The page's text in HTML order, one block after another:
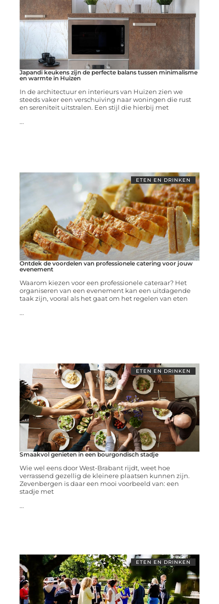
Japandi keukens zijn de perfecte balans tussen minimalisme
en warmte in Huizen
In de architectuur en interieurs van Huizen zien we
steeds vaker een verschuiving naar woningen die rust
en sereniteit uitstralen. Een stijl die hierbij met
...
ETEN EN DRINKEN
Ontdek de voordelen van professionele catering voor jouw
evenement
Waarom kiezen voor een professionele cateraar? Het
organiseren van een evenement kan een uitdagende
taak zijn, vooral als het gaat om het regelen van eten
...
ETEN EN DRINKEN
Smaakvol genieten in een bourgondisch stadje
Wie wel eens door West-Brabant rijdt, weet hoe
verrassend gezellig de kleinere plaatsen kunnen zijn.
Zevenbergen is daar een mooi voorbeeld van: een
stadje met
...
ETEN EN DRINKEN